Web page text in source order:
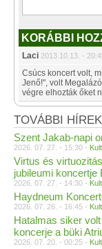
KORÁBBI
Laci 2013.10.13. -
Csúcs koncert volt,
Jenő!", volt
végre elhozták őket
TOVÁBBI HÍREK
Szent Jakab-napi
2026. 07. 27. - 15:30 -
Virtus és
jubileumi koncertje
2026. 07. 27. - 14:30 -
Haydneum
2026. 07. 26. - 16:45 -
Hatalmas siker
koncerje a büki
2026. 07. 20. - 00:25 -